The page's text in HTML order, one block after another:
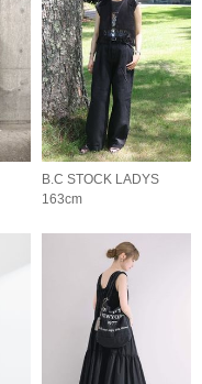
B.C STOCK LADYS
163cm